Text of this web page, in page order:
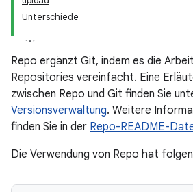
Unterschiede
Repo ergänzt Git, indem es die
Repositories vereinfacht. Eine
zwischen Repo und Git finden Sie
Versionsverwaltung. Weitere
finden Sie in der Repo-README-
Die Verwendung von Repo hat